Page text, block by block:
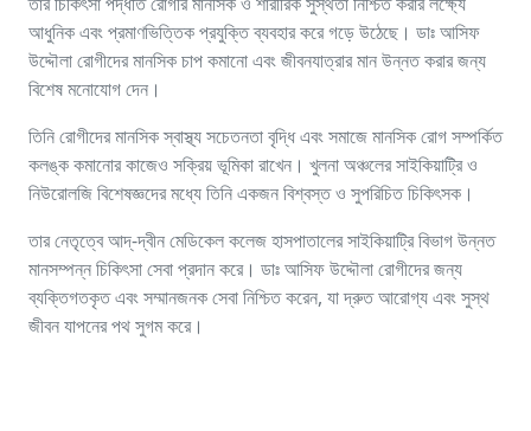
আধুনিক এবং প্রমাণভিত্তিক প্রযুক্তি ব্যবহার করে গড়ে উঠেছে। ডাঃ আসিফ
উদ্দৌলা রোগীদের মানসিক চাপ কমানো এবং জীবনযাত্রার মান উন্নত করার জন্য
বিশেষ মনোযোগ দেন।
তিনি রোগীদের মানসিক স্বাস্থ্য সচেতনতা বৃদ্ধি এবং সমাজে মানসিক রোগ সম্পর্কিত
কলঙ্ক কমানোর কাজেও সক্রিয় ভূমিকা রাখেন। খুলনা অঞ্চলের সাইকিয়াট্রি ও
নিউরোলজি বিশেষজ্ঞদের মধ্যে তিনি একজন বিশ্বস্ত ও সুপরিচিত চিকিৎসক।
তার নেতৃত্বে আদ্-দ্বীন মেডিকেল কলেজ হাসপাতালের সাইকিয়াট্রি বিভাগ উন্নত
মানসম্পন্ন চিকিৎসা সেবা প্রদান করে। ডাঃ আসিফ উদ্দৌলা রোগীদের জন্য
ব্যক্তিগতকৃত এবং সম্মানজনক সেবা নিশ্চিত করেন, যা দ্রুত আরোগ্য এবং সুস্থ
জীবন যাপনের পথ সুগম করে।